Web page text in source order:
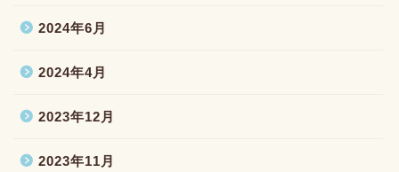
2024年6月
2024年4月
2023年12月
2023年11月